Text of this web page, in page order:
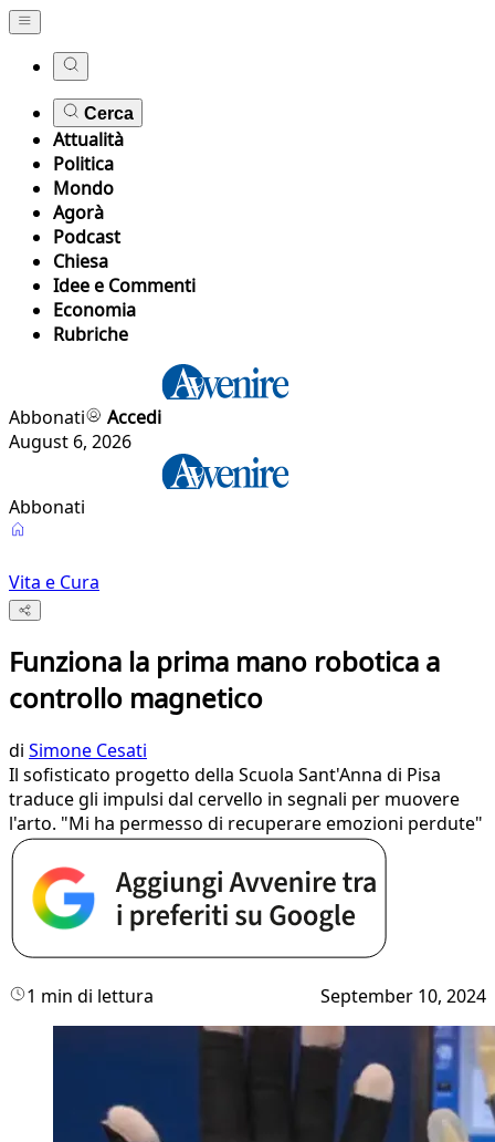
Cerca
Attualità
Politica
Mondo
Agorà
Podcast
Chiesa
Idee e Commenti
Economia
Rubriche
Abbonati
Accedi
August 6, 2026
Abbonati
Vita e Cura
Funziona la prima mano robotica a
controllo magnetico
di Simone Cesati
Il sofisticato progetto della Scuola Sant'Anna di Pisa
traduce gli impulsi dal cervello in segnali per muovere
l'arto. "Mi ha permesso di recuperare emozioni perdute"
1 min di lettura September 10, 2024